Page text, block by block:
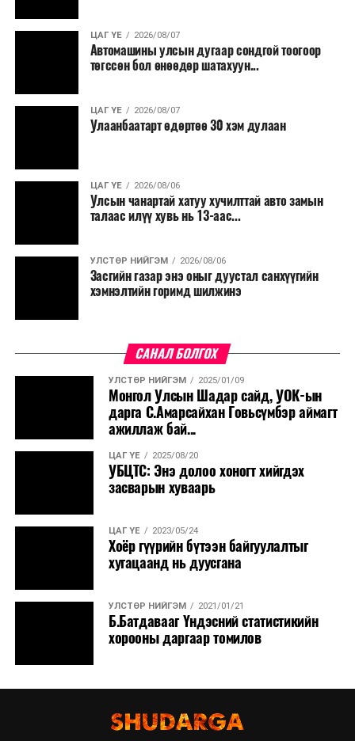
ЦАГ ҮЕ 2026/08/07
Автомашины улсын дугаар сондгой тоогоор
төгссөн бол өнөөдөр шатахуун...
ЦАГ ҮЕ 2026/08/07
Улаанбаатарт өдөртөө 30 хэм дулаан
ЦАГ ҮЕ 2026/08/06
Улсын чанартай хатуу хучилттай авто замын
талаас илүү хувь нь 13-аас...
УЛСТӨР НИЙГЭМ 2026/08/06
Засгийн газар энэ оныг дуустал санхүүгийн
хэмнэлтийн горимд шилжинэ
САНАЛ БОЛГОХ
УЛСТӨР НИЙГЭМ 2025/01/09
Монгол Улсын Шадар сайд, УОК-ын
дарга С.Амарсайхан Говьсүмбэр аймагт
ажиллаж бай...
ЦАГ ҮЕ 2025/08/20
УБЦТС: Энэ долоо хоногт хийгдэх
засварын хуваарь
ЦАГ ҮЕ 2023/05/24
Хоёр гүүрийн бүтээн байгуулалтыг
хугацаанд нь дуусгана
УЛСТӨР НИЙГЭМ 2021/01/21
Б.Батдавааг Үндэсний статистикийн
хорооны даргаар томилов